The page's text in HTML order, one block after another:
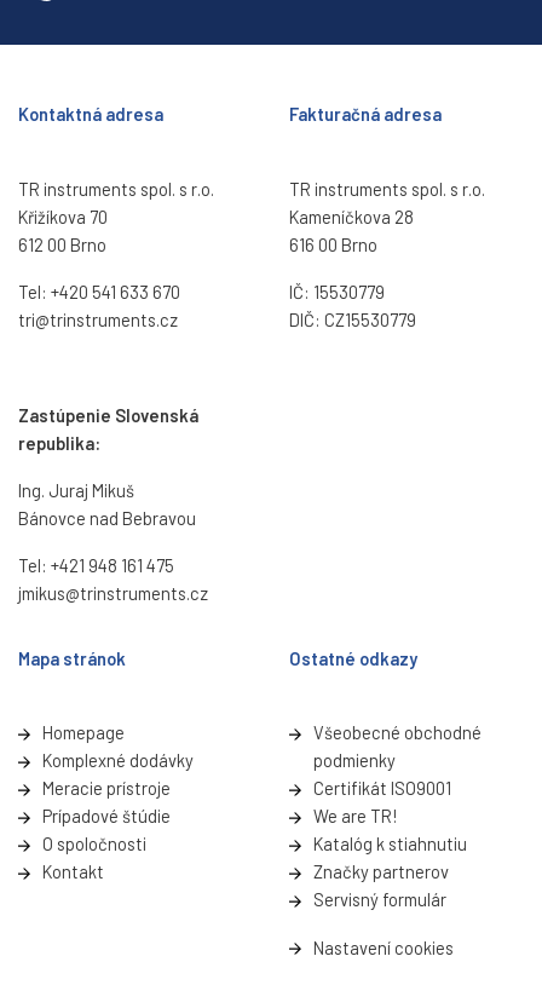
Kontaktná adresa
TR instruments spol. s r.o.
Křižíkova 70
612 00 Brno
Tel: +420 541 633 670
tri@trinstruments.cz
Zastúpenie Slovenská
republika:
Ing. Juraj Mikuš
Bánovce nad Bebravou
Tel: +421 948 161 475
jmikus@trinstruments.cz
Fakturačná adresa
TR instruments spol. s r.o.
Kameníčkova 28
616 00 Brno
IČ: 15530779
DIČ: CZ15530779
Mapa stránok
Homepage
Komplexné dodávky
Meracie prístroje
Prípadové štúdie
O spoločnosti
Kontakt
Ostatné odkazy
Všeobecné obchodné
podmienky
Certifikát ISO9001
We are TR!
Katalóg k stiahnutiu
Značky partnerov
Servisný formulár
Nastavení cookies